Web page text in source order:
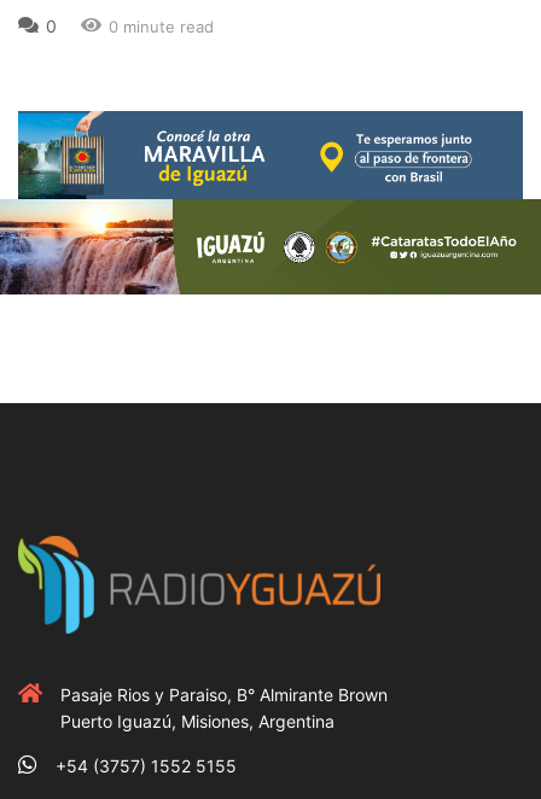
0 0 minute read
Pasaje Rios y Paraiso, B° Almirante Brown
Puerto Iguazú, Misiones, Argentina
+54 (3757) 1552 5155